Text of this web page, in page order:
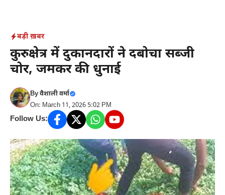
content
बड़ी ख़बर
कुरुक्षेत्र में दुकानदारों ने दबोचा सब्जी
चोर, जमकर की धुनाई
Byवैशाली वर्मा
On: March 11, 2026 5:02 PM
Follow Us: